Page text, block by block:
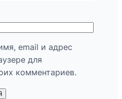
email и адрес
для
комментариев.